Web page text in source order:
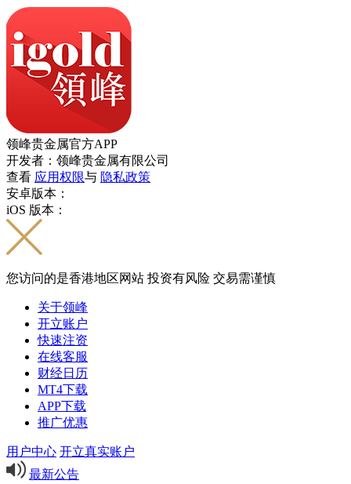
领峰贵金属官方APP
开发者：领峰贵金属有限公司
查看 应用权限与 隐私政策
安卓版本：
iOS 版本：
您访问的是香港地区网站 投资有风险 交易需谨慎
关于领峰
开立账户
快速注资
在线客服
财经日历
MT4下载
APP下载
推广优惠
用户中心 开立真实账户
最新公告